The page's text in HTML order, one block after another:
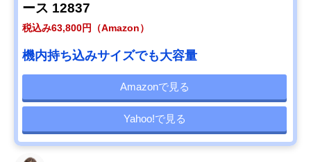
ース 12837
税込み63,800円（Amazon）
機内持ち込みサイズでも大容量
Amazonで見る
Yahoo!で見る